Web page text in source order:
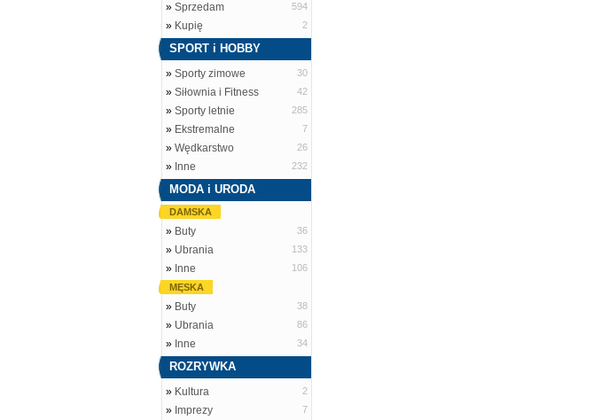
» Sprzedam 594
» Kupię 2
SPORT i HOBBY
» Sporty zimowe 30
» Siłownia i Fitness 42
» Sporty letnie 285
» Ekstremalne 7
» Wędkarstwo 26
» Inne 232
MODA i URODA
DAMSKA
» Buty 36
» Ubrania 133
» Inne
106
MĘSKA
» Buty 38
» Ubrania 86
» Inne 34
ROZRYWKA
» Kultura 2
» Imprezy 7